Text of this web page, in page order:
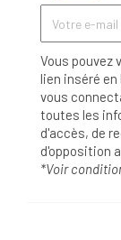
Vous pouvez
lien inséré
vous
toutes les
d'accès, de
d'opposition
*Voir